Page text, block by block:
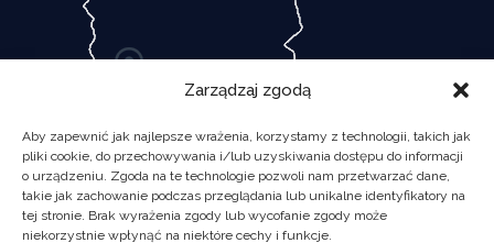
Zarządzaj zgodą
Aby zapewnić jak najlepsze wrażenia, korzystamy z technologii, takich jak
pliki cookie, do przechowywania i/lub uzyskiwania dostępu do informacji
o urządzeniu. Zgoda na te technologie pozwoli nam przetwarzać dane,
takie jak zachowanie podczas przeglądania lub unikalne identyfikatory na
tej stronie. Brak wyrażenia zgody lub wycofanie zgody może
niekorzystnie wpłynąć na niektóre cechy i funkcje.